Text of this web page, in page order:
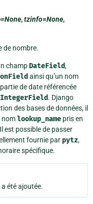
,tzinfo=None,
de nombre.
champDateField,
ainsi qu’un nom
de date référencée
IntegerField. Django
des bases de données, il
nomlookup_name pris en
est possible de passer
fournie par pytz,
spécifique.
a été ajoutée.